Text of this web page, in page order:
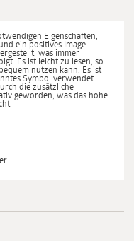
Eigenschaften,
ein positives Image
was immer
Es ist leicht zu lesen, so
nutzen kann. Es ist
Symbol verwendet
die zusätzliche
geworden, was das hohe